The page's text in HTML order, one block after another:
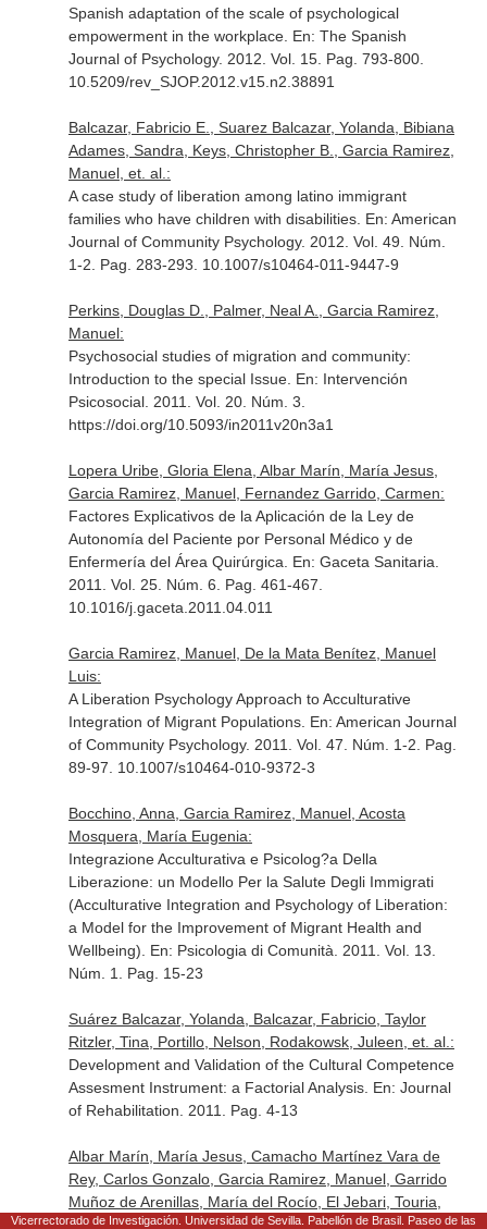
Spanish adaptation of the scale of psychological
empowerment in the workplace. En: The Spanish
Journal of Psychology. 2012. Vol. 15. Pag. 793-800.
10.5209/rev_SJOP.2012.v15.n2.38891
Balcazar, Fabricio E., Suarez Balcazar, Yolanda, Bibiana
Adames, Sandra, Keys, Christopher B., Garcia Ramirez,
Manuel, et. al.:
A case study of liberation among latino immigrant
families who have children with disabilities. En: American
Journal of Community Psychology. 2012. Vol. 49. Núm.
1-2. Pag. 283-293. 10.1007/s10464-011-9447-9
Perkins, Douglas D., Palmer, Neal A., Garcia Ramirez,
Manuel:
Psychosocial studies of migration and community:
Introduction to the special Issue. En: Intervención
Psicosocial. 2011. Vol. 20. Núm. 3.
https://doi.org/10.5093/in2011v20n3a1
Lopera Uribe, Gloria Elena, Albar Marín, María Jesus,
Garcia Ramirez, Manuel, Fernandez Garrido, Carmen:
Factores Explicativos de la Aplicación de la Ley de
Autonomía del Paciente por Personal Médico y de
Enfermería del Área Quirúrgica. En: Gaceta Sanitaria
2011. Vol. 25. Núm. 6. Pag. 461-467.
10.1016/j.gaceta.2011.04.011
Garcia Ramirez, Manuel, De la Mata Benítez, Manuel
Luis:
A Liberation Psychology Approach to Acculturative
Integration of Migrant Populations. En: American Journal
of Community Psychology. 2011. Vol. 47. Núm. 1-2. Pag.
89-97. 10.1007/s10464-010-9372-3
Bocchino, Anna, Garcia Ramirez, Manuel, Acosta
Mosquera, María Eugenia:
Integrazione Acculturativa e Psicolog?a Della
Liberazione: un Modello Per la Salute Degli Immigrati
(Acculturative Integration and Psychology of Liberation:
a Model for the Improvement of Migrant Health and
Wellbeing). En: Psicologia di Comunità . 2011. Vol. 13.
Núm. 1. Pag. 15-23
Suárez Balcazar, Yolanda, Balcazar, Fabricio, Taylor
Ritzler, Tina, Portillo, Nelson, Rodakowsk, Juleen, et. al.:
Development and Validation of the Cultural Competence
Assesment Instrument: a Factorial Analysis. En: Journal
of Rehabilitation . 2011. Pag. 4-13
Albar Marín, María Jesus, Camacho Martínez Vara de
Rey, Carlos Gonzalo, Garcia Ramirez, Manuel, Garrido
Muñoz de Arenillas, María del Rocío, El Jebari, Touria,
et. al.:
Vicerrectorado de Investigación. Universidad de Sevilla. Pabellón de Brasil. Paseo de las